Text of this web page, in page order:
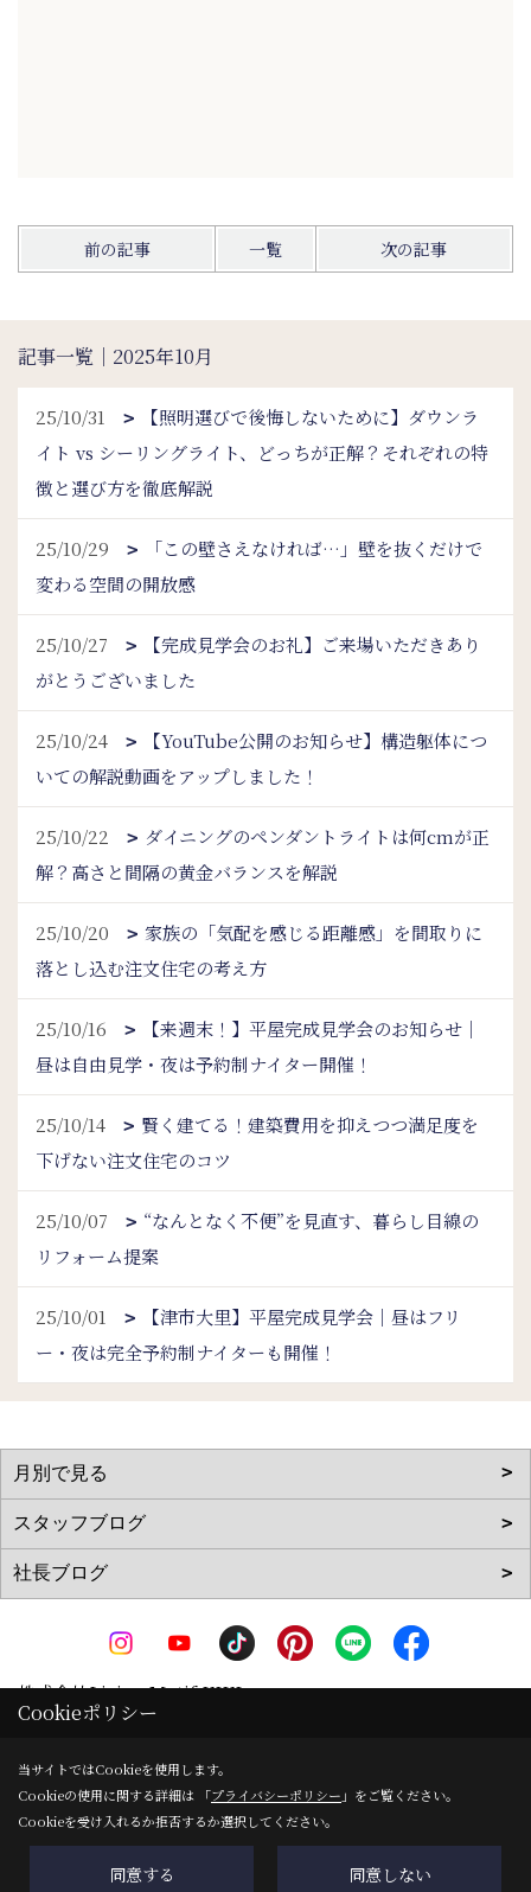
前の記事 一覧 次の記事
記事一覧｜2025年10月
25/10/31
【照明選びで後悔しないために】ダウンラ
イト vs シーリングライト、どっちが正解？それぞれの特
徴と選び方を徹底解説
25/10/29
「この壁さえなければ…」壁を抜くだけで
変わる空間の開放感
25/10/27
【完成見学会のお礼】ご来場いただきあり
がとうございました
25/10/24
【YouTube公開のお知らせ】構造躯体につ
いての解説動画をアップしました！
25/10/22
ダイニングのペンダントライトは何cmが正
解？高さと間隔の黄金バランスを解説
25/10/20
家族の「気配を感じる距離感」を間取りに
落とし込む注文住宅の考え方
25/10/16
【来週末！】平屋完成見学会のお知らせ｜
昼は自由見学・夜は予約制ナイター開催！
25/10/14
賢く建てる！建築費用を抑えつつ満足度を
下げない注文住宅のコツ
25/10/07
“なんとなく不便”を見直す、暮らし目線の
リフォーム提案
25/10/01
【津市大里】平屋完成見学会｜昼はフリ
ー・夜は完全予約制ナイターも開催！
株式会社Living Motif KIKI
〒519-0142
三重県亀山市天神1丁目2-11-1
TEL：0120-090-035/ 0595-83-0700
FAX：0595-82-8540
＜営業時間＞8:00～17:00
Cookieポリシー
当サイトではCookieを使用します。
Cookieの使用に関する詳細は 「プライバシーポリシー 」をご覧ください。
Cookieを受け入れるか拒否するか選択してください。
同意する 同意しない